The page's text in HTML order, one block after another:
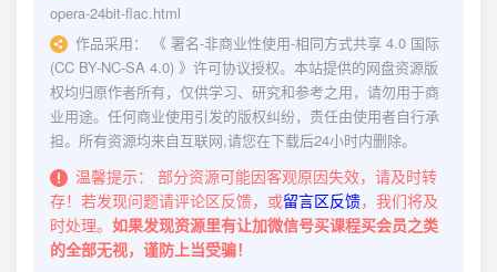
opera-24bit-flac.html
作品采用：
《 署名-非商业性使用-相同方式共享 4.0 国际
(CC BY-NC-SA 4.0) 》许可协议授权。本站提供的网盘资源版
权均归原作者所有，仅供学习、研究和参考之用，请勿用于商
业用途。任何商业使用引发的版权纠纷，责任由使用者自行承
担。所有资源均来自互联网,请您在下载后24小时内删除。
温馨提示：
部分资源可能因客观原因失效，请及时转
存！若发现问题请评论区反馈，或留言区反馈，我们将及
时处理。 如果发现资源里有让加微信号买课程买会员之类
的全部无视，谨防上当受骗！